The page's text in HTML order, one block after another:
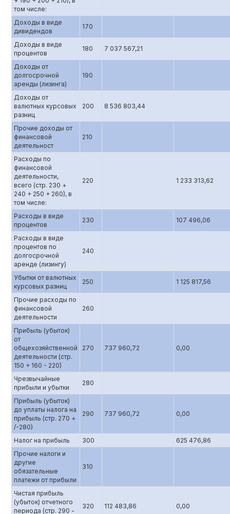
том числе:
Доходы в виде
дивидендов
170
Доходы в виде
процентов
180 7 037 567,21
Доходы от
долгосрочной
аренды (лизинга)
190
Доходы от
валютных курсовых
разниц
200 8 536 803,44
Прочие доходы от
финансовой
деятельност
210
Расходы по
финансовой
деятельности,
всего (стр. 230 +
240 + 250 + 260), в
том числе:
220 1 233 313,62
Расходы в виде
процентов
230 107 496,06
Расходы в виде
процентов по
долгосрочной
аренде (лизингу)
240
Убытки от валютных
курсовых разниц
250 1 125 817,56
Прочие расходы по
финансовой
деятельности
260
Прибыль (убыток)
от
общехозяйственной
деятельности (стр.
150 + 160 - 220)
270 737 960,72 0,00
Чрезвычайные
прибыли и убытки
280
Прибыль (убыток)
до уплаты налога на
прибыль (стр. 270 +
/-280)
290 737 960,72 0,00
Налог на прибыль 300
625 476,86
Прочие налоги и
другие
обязательные
платежи от прибыли
310
Чистая прибыль
(убыток) отчетного
периода (стр. 290 -
320 112 483,86 0,00